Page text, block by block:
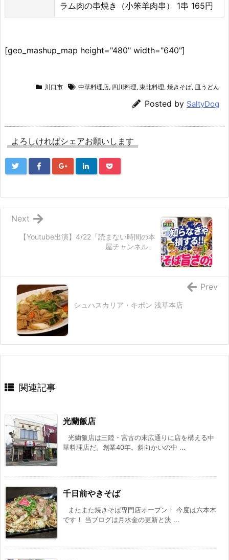
ラム肉の串焼き（小笨羊肉串） 1串 165円
[geo_mashup_map height="480" width="640"]
川口市 中華料理店, 四川料理, 東北料理, 焼きそば, 皿うどん
Posted by SaltyDog
よろしければシェアお願いします
【Youtube出演】4/22「読まない時間の本
屋チャンネル」
Next
シュハスカリア・キボン 浅草本店
Prev
関連記事
光蘭飯店
光蘭飯店は三陸・宮古の末広通りに店を構える中
華料理店だ。創業40年。斜向かいの中 ...
千日前やきそば
またまた焼きそば専門店オープン！ 今度は六本木
です！ 当ブログは月水金の更新と決 ...